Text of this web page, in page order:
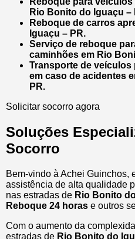
Rio Bonito do Iguaçu –
Reboque de carros
Iguaçu – PR.
Serviço de reboque
caminhões em Rio
Transporte de veículos
em caso de acidentes
PR.
Solicitar socorro agora
Soluções
Socorro
Bem-vindo à Achei Guinchos,
assistência de alta qualidade
nas estradas de Rio Bonito
Reboque 24 horas e outros
Com o aumento da
estradas de Rio Bonito do